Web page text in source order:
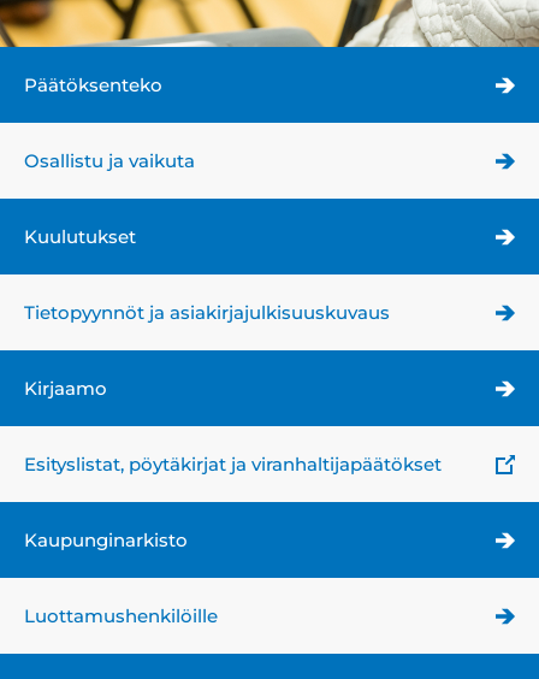
Päätöksenteko
Osallistu ja vaikuta
Kuulutukset
Tietopyynnöt ja asiakirjajulkisuuskuvaus
Kirjaamo
Esityslistat, pöytäkirjat ja viranhaltijapäätökset
Kaupunginarkisto
Luottamushenkilöille